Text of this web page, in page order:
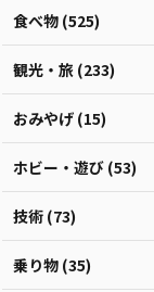
食べ物 (525)
観光・旅 (233)
おみやげ (15)
ホビー・遊び (53)
技術 (73)
乗り物 (35)